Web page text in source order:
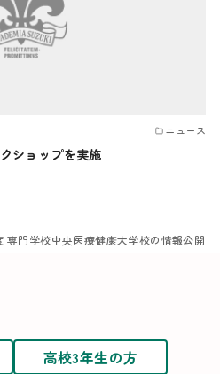
ニュース
ショップを実施
専門学校中央医療健康大学校の情報公開
高校3年生の方